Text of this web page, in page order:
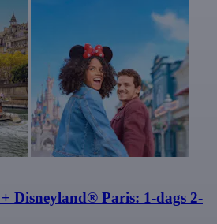
Disneyland® Paris: 1-dags 2-